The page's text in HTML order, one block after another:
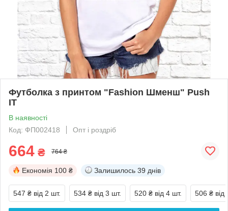
Футболка з принтом "Fashion Шменш" Push
IT
В наявності
Код: ФП002418
Опт і роздріб
664 ₴ 764 ₴
Економія 100 ₴ Залишилось 39 днів
547 ₴ від 2 шт. 534 ₴ від 3 шт. 520 ₴ від 4 шт. 506 ₴ від